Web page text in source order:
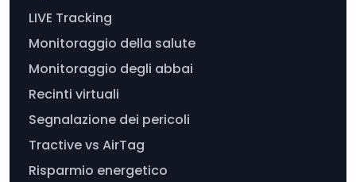
LIVE Tracking
Monitoraggio della salute
Monitoraggio degli abbai
Recinti virtuali
Segnalazione dei pericoli
Tractive vs AirTag
Risparmio energetico